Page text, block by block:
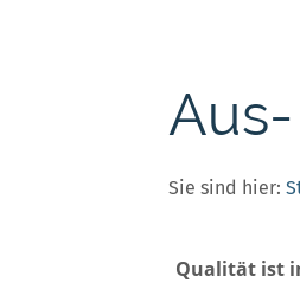
Sie sind hier:
Qualität ist